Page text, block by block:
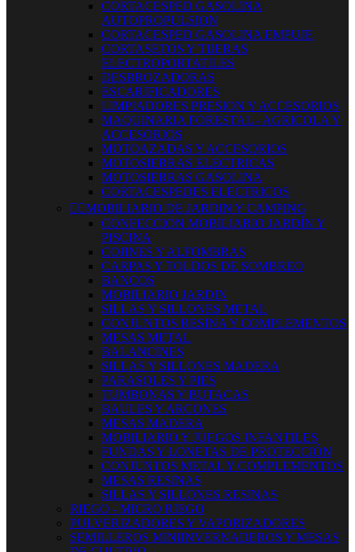
CORTACESPED GASOLINA
AUTOPROPULSION
CORTACESPED GASOLINA EMPUJE
CORTASETOS Y TIJERAS
ELECTROPORTATILES
DESBROZADORAS
ESCARIFICADORES
LIMPIADORES PRESION Y ACCESORIOS
MAQUINARIA FORESTAL - AGRICOLA Y
ACCESORIOS
MOTOAZADAS Y ACCESORIOS
MOTOSIERRAS ELECTRICAS
MOTOSIERRAS GASOLINA
CORTACESPEDES ELECTRICOS
 MOBILIARIO DE JARDIN Y CAMPING
CONFECCION MOBILIARIO JARDÍN Y
PISCINA
COJINES Y ALFOMBRAS
CARPAS Y TOLDOS DE SOMBREO
BANCOS
MOBILIARIO JARDIN
SILLAS Y SILLONES METAL
CONJUNTOS RESINA Y COMPLEMENTOS
MESAS METAL
BALANCINES
SILLAS Y SILLONES MADERA
PARASOLES Y PIES
TUMBONAS Y BUTACAS
BAULES Y ARCONES
MESAS MADERA
MOBILIARIO Y JUEGOS INFANTILES
FUNDAS Y LONETAS DE PROTECCIÓN
CONJUNTOS METAL Y COMPLEMENTOS
MESAS RESINAS
SILLAS Y SILLONES RESINAS
RIEGO - MICRO RIEGO
PULVERIZADORES Y VAPORIZADORES
SEMILLEROS MINIINVERNADEROS Y MESAS